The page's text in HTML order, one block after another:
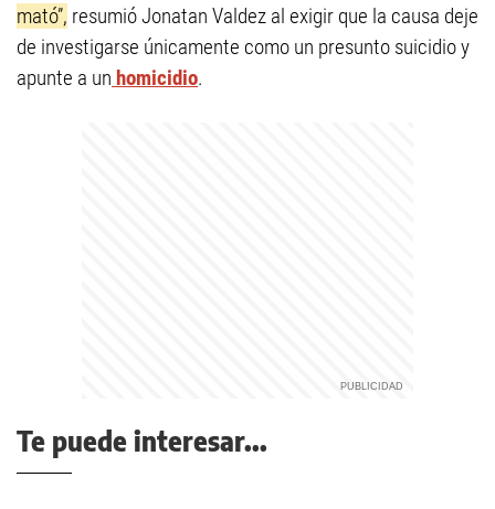
mató”, resumió Jonatan Valdez al exigir que la causa deje
de investigarse únicamente como un presunto suicidio y
apunte a un homicidio.
Te puede interesar...